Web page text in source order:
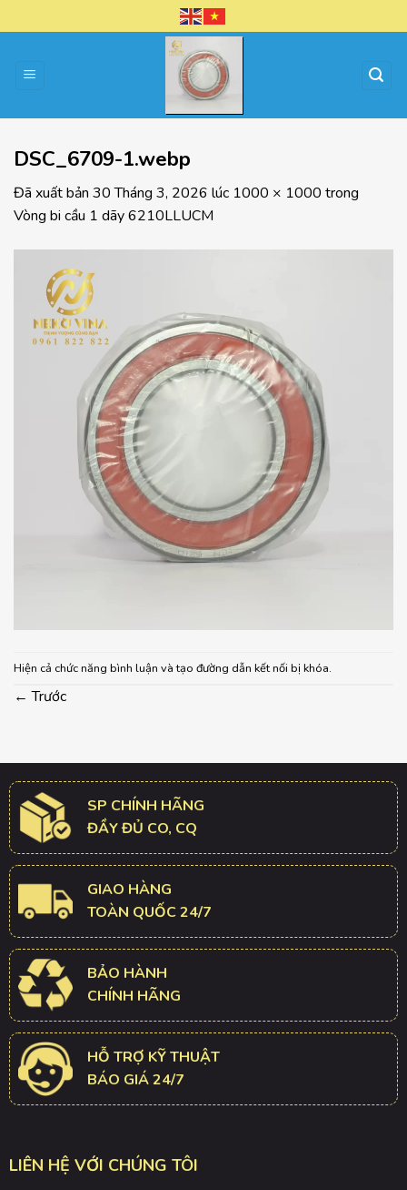
đến
dung
DSC_6709-1.webp
Đã xuất bản 30 Tháng 3, 2026 lúc 1000 × 1000 trong
Vòng bi cầu 1 dãy 6210LLUCM
Hiện cả chức năng bình luận và tạo đường dẫn kết nối bị khóa.
← Trước
SP CHÍNH HÃNG
ĐẦY ĐỦ CO, CQ
GIAO HÀNG
TOÀN QUỐC 24/7
BẢO HÀNH
CHÍNH HÃNG
HỖ TRỢ KỸ THUẬT
BÁO GIÁ 24/7
LIÊN HỆ VỚI CHÚNG TÔI